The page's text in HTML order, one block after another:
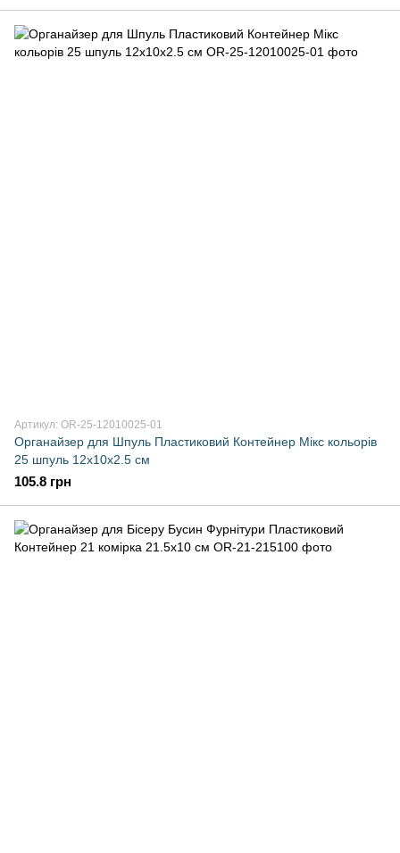
Артикул: OR-25-12010025-01
Органайзер для Шпуль Пластиковий Контейнер Мікс кольорів
25 шпуль 12х10х2.5 см
105.8 грн